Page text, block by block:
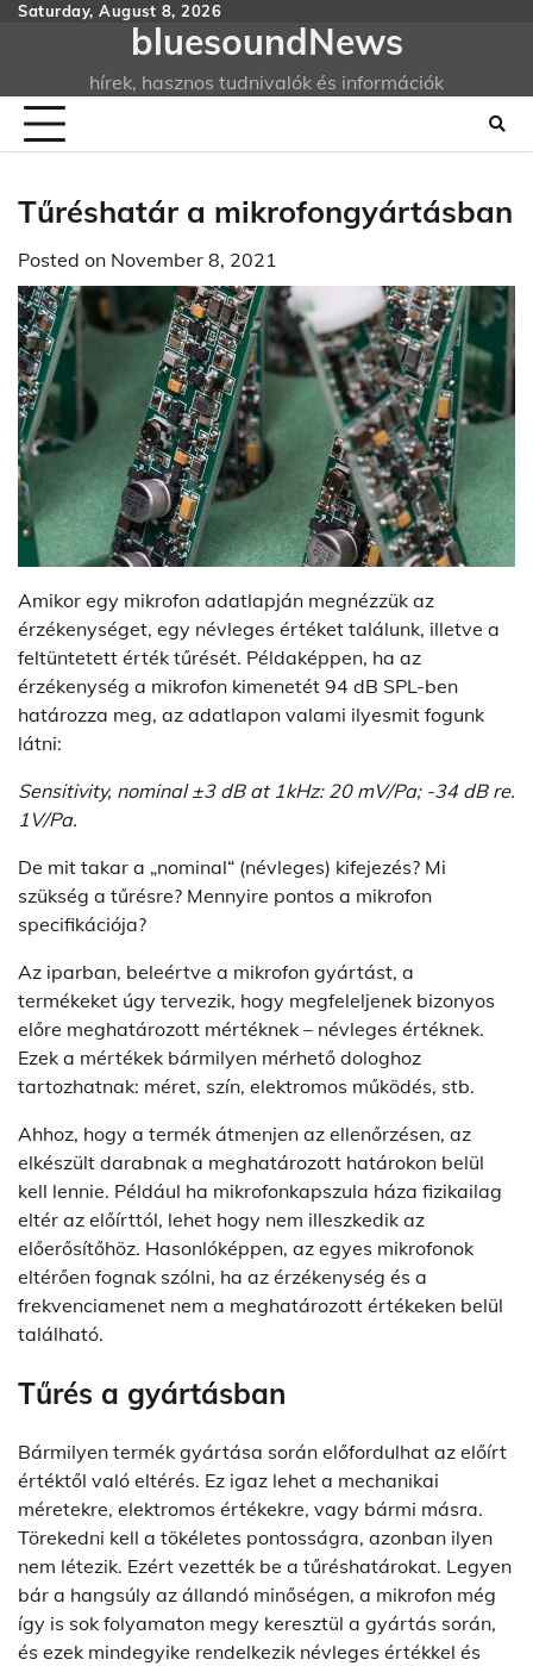
SkipSaturday, August 8, 2026
bluesoundNews
hírek, hasznos tudnivalók és információk
Tűréshatár a mikrofongyártásban
Posted on November 8, 2021
Amikor egy mikrofon adatlapján megnézzük az
érzékenységet, egy névleges értéket találunk, illetve a
feltüntetett érték tűrését. Példaképpen, ha az
érzékenység a mikrofon kimenetét 94 dB SPL-ben
határozza meg, az adatlapon valami ilyesmit fogunk
látni:
Sensitivity, nominal ±3 dB at 1kHz: 20 mV/Pa; -34 dB re.
1V/Pa.
De mit takar a „nominal“ (névleges) kifejezés? Mi
szükség a tűrésre? Mennyire pontos a mikrofon
specifikációja?
Az iparban, beleértve a mikrofon gyártást, a
termékeket úgy tervezik, hogy megfeleljenek bizonyos
előre meghatározott mértéknek – névleges értéknek.
Ezek a mértékek bármilyen mérhető dologhoz
tartozhatnak: méret, szín, elektromos működés, stb.
Ahhoz, hogy a termék átmenjen az ellenőrzésen, az
elkészült darabnak a meghatározott határokon belül
kell lennie. Például ha mikrofonkapszula háza fizikailag
eltér az előírttól, lehet hogy nem illeszkedik az
előerősítőhöz. Hasonlóképpen, az egyes mikrofonok
eltérően fognak szólni, ha az érzékenység és a
frekvenciamenet nem a meghatározott értékeken belül
található.
Tűrés a gyártásban
Bármilyen termék gyártása során előfordulhat az előírt
értéktől való eltérés. Ez igaz lehet a mechanikai
méretekre, elektromos értékekre, vagy bármi másra.
Törekedni kell a tökéletes pontosságra, azonban ilyen
nem létezik. Ezért vezették be a tűréshatárokat. Legyen
bár a hangsúly az állandó minőségen, a mikrofon még
így is sok folyamaton megy keresztül a gyártás során,
és ezek mindegyike rendelkezik névleges értékkel és